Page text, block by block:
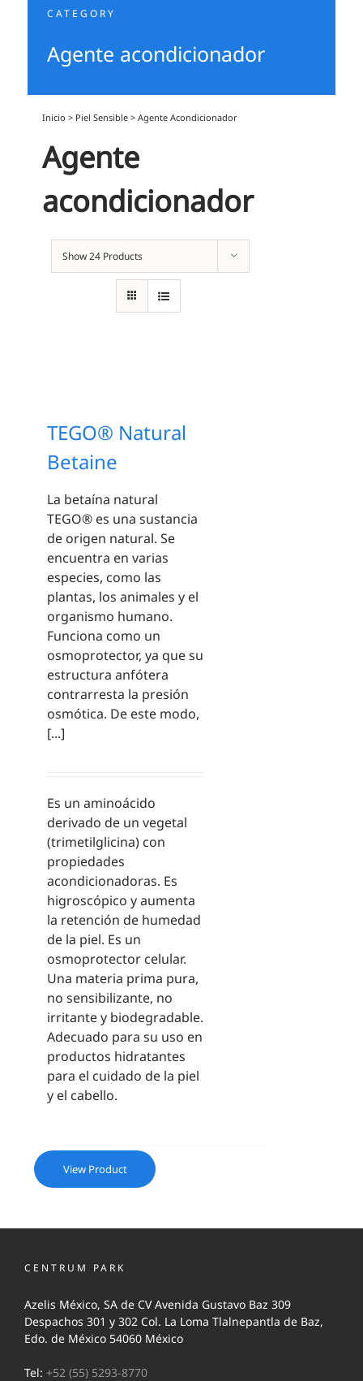
CATEGORY
Agente acondicionador
Inicio > Piel Sensible >Agente Acondicionador
Agente
acondicionador
Show24 Products
TEGO® Natural
Betaine
La betaína natural
TEGO® es una sustancia
de origen natural. Se
encuentra en varias
especies, como las
plantas, los animales y el
organismo humano.
Funciona como un
osmoprotector, ya que su
estructura anfótera
contrarresta la presión
osmótica. De este modo,
[...]
Es un aminoácido
derivado de un vegetal
(trimetilglicina) con
propiedades
acondicionadoras. Es
higroscópico y aumenta
la retención de humedad
de la piel. Es un
osmoprotector celular.
Una materia prima pura,
no sensibilizante, no
irritante y biodegradable.
Adecuado para su uso en
productos hidratantes
para el cuidado de la piel
y el cabello.
View Product
CENTRUM PARK
Azelis México, SA de CV Avenida Gustavo Baz 309
Despachos 301 y 302 Col. La Loma Tlalnepantla de Baz,
Edo. de México 54060 México
Tel: +52 (55) 5293-8770